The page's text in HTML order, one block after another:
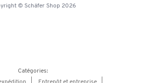
© Schäfer Shop 2026
Catégories:
Entrepôt et entreprise